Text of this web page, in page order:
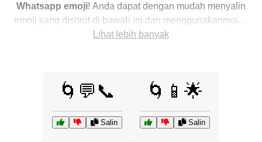
Whatsapp emoji! Anda dapat dengan mudah menyalin
emoji yang disorot di bawah ini dan menggunakannya di
percakapan Anda untuk menambahkan sentuhan
lainnya untuk menemukan cara baru dalam
Lihat lebih banyak
🌀💬📞
Salin
🌀📱🌟
Salin